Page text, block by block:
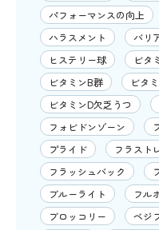
パフォーマンスの向上
ハラスメント
バリ
ヒステリー球
ビタ
ビタミンB群
ビタ
ビタミンD欠乏うつ
フォビドンゾーン
プライド
フラスト
フラッシュバック
ブルーライト
フル
ブロッコリー
ベジ